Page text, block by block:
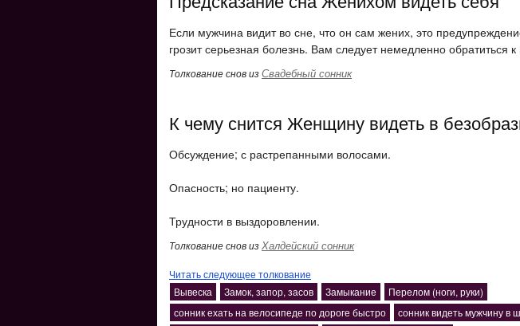
Если мужчина видит во сне, что он сам жених, это
грозит серьезная болезнь. Вам следует немедленно обратиться к
Толкование снов изСвадебный сонник
К чему снится Женщину видеть в
Обсуждение; с растрепанными волосами.
Опасность; но пациенту.
Трудности в выздоровлении.
Толкование снов изХалдейский сонник
Читать следующее толкование
Вывеска
Замок, запор, засов Замыкание
Перелом (ноги, руки)
сонник ехать на велосипеде по дороге быстро
сонник видеть мужчину в